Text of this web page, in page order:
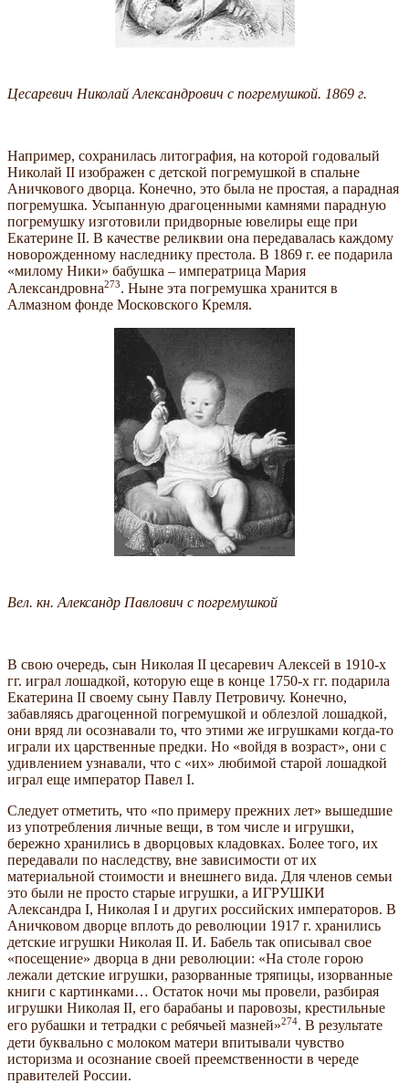
Цесаревич Николай Александрович с погремушкой. 1869 г.
Например, сохранилась литография, на которой годовалый
Николай II изображен с детской погремушкой в спальне
Аничкового дворца. Конечно, это была не простая, а парадная
погремушка. Усыпанную драгоценными камнями парадную
погремушку изготовили придворные ювелиры еще при
Екатерине II. В качестве реликвии она передавалась каждому
новорожденному наследнику престола. В 1869 г. ее подарила
«милому Ники» бабушка – императрица Мария
Александровна273. Ныне эта погремушка хранится в
Алмазном фонде Московского Кремля.
Вел. кн. Александр Павлович с погремушкой
В свою очередь, сын Николая II цесаревич Алексей в 1910-х
гг. играл лошадкой, которую еще в конце 1750-х гг. подарила
Екатерина II своему сыну Павлу Петровичу. Конечно,
забавляясь драгоценной погремушкой и облезлой лошадкой,
они вряд ли осознавали то, что этими же игрушками когда-то
играли их царственные предки. Но «войдя в возраст», они с
удивлением узнавали, что с «их» любимой старой лошадкой
играл еще император Павел I.
Следует отметить, что «по примеру прежних лет» вышедшие
из употребления личные вещи, в том числе и игрушки,
бережно хранились в дворцовых кладовках. Более того, их
передавали по наследству, вне зависимости от их
материальной стоимости и внешнего вида. Для членов семьи
это были не просто старые игрушки, а ИГРУШКИ
Александра I, Николая I и других российских императоров. В
Аничковом дворце вплоть до революции 1917 г. хранились
детские игрушки Николая II. И. Бабель так описывал свое
«посещение» дворца в дни революции: «На столе горою
лежали детские игрушки, разорванные тряпицы, изорванные
книги с картинками… Остаток ночи мы провели, разбирая
игрушки Николая II, его барабаны и паровозы, крестильные
его рубашки и тетрадки с ребячьей мазней»274. В результате
дети буквально с молоком матери впитывали чувство
историзма и осознание своей преемственности в череде
правителей России.